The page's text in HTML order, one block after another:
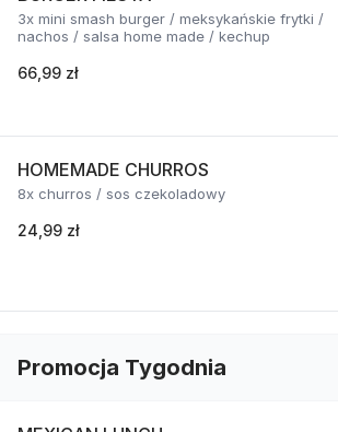
3x mini smash burger / meksykańskie frytki /
nachos / salsa home made / kechup
66,99 zł
HOMEMADE CHURROS
8x churros / sos czekoladowy
24,99 zł
Promocja Tygodnia